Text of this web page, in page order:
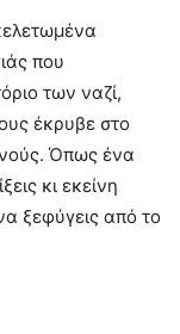
που
των ναζί,
έκρυβε στο
Όπως ένα
κι εκείνη
ξεφύγεις από το